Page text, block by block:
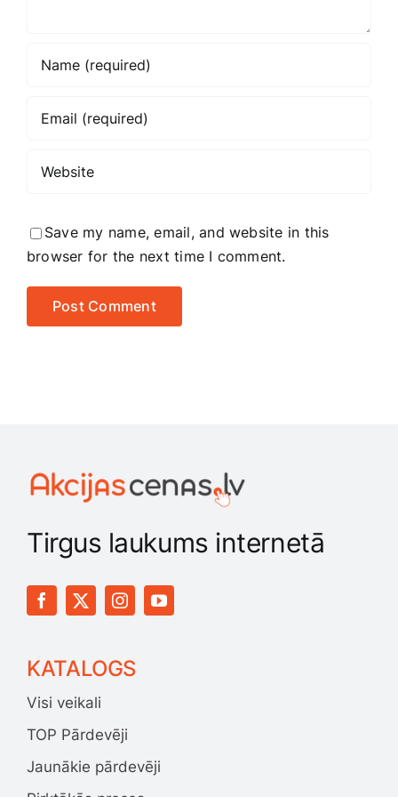
Save my name, email, and website in this
browser for the next time I comment.
Tirgus laukums internetā
KATALOGS
Visi veikali
TOP Pārdevēji
Jaunākie pārdevēji